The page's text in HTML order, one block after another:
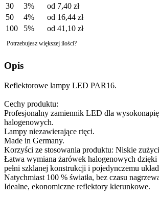
30 3% od 7,40 zł
50
4% od 16,44 zł
100
5% od 41,10 zł
Potrzebujesz większej ilości?
Opis
Reflektorowe lampy LED PAR16.
Cechy produktu:
Profesjonalny zamiennik LED dla
halogenowych.
Lampy niezawierające rtęci.
Made in Germany.
Korzyści ze stosowania produktu: Niskie
Łatwa wymiana żarówek halogenowych
pełni szklanej konstrukcji i pojedynczemu
Natychmiast 100 % światła, bez czasu
Idealne, ekonomiczne reflektory kierunkowe.